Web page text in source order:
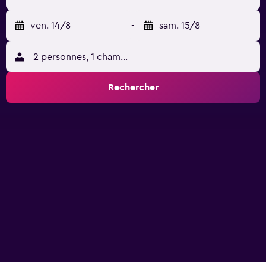
ven. 14/8 - sam. 15/8
2 personnes, 1 chambre
Rechercher